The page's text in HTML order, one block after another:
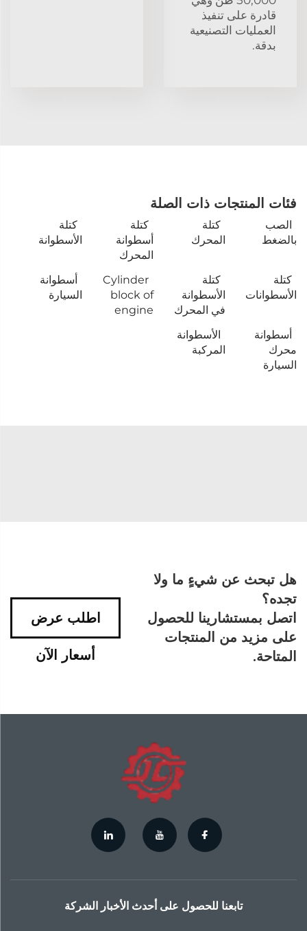
قادرة على تنفيذ
العمليات التصنيعية
بدقة.
فئات المنتجات ذات الصلة
الصب
بالضغط
كتلة
المحرك
كتلة
أسطوانة
المحرك
كتلة
الأسطوانة
كتلة
الأسطوانات
كتلة
الأسطوانة
في المحرك
Cylinder
block of
engine
أسطوانة
السيارة
أسطوانة
محرك
السيارة
الأسطوانة
المركبة
هل تبحث عن شيءٍ ما ولا
تجده؟
اتصل بمستشارينا للحصول
على مزيد من المنتجات
المتاحة.
اطلب عرض
أسعار الآن
تابعنا للحصول على أحدث الأخبار الشركة